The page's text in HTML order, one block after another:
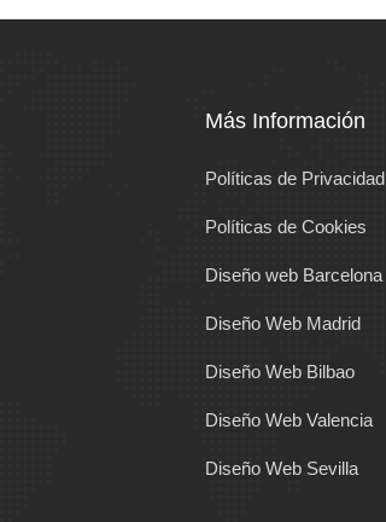
Más Información
Políticas de Privacidad
Políticas de Cookies
Diseño web Barcelona
Diseño Web Madrid
Diseño Web Bilbao
Diseño Web Valencia
Diseño Web Sevilla